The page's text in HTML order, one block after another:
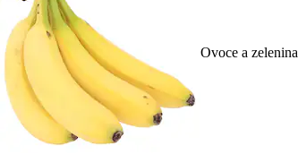
Ovoce a zelenina